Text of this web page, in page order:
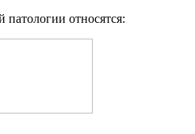
относятся: